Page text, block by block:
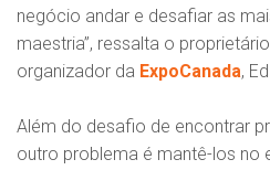
negócio andar e desafiar as
maestria”, ressalta o
organizador da ExpoCanada,
Além do desafio de encontrar
outro problema é mantê-los no